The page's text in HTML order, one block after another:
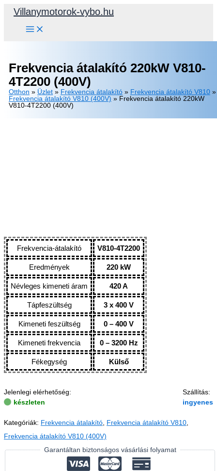
SkipVillanymotorok-vybo.hu
Frekvencia átalakító 220kW V810-
4T2200 (400V)
Otthon » Üzlet » Frekvencia átalakító » Frekvencia átalakító V810 »
Frekvencia átalakító V810 (400V) » Frekvencia átalakító 220kW
V810-4T2200 (400V)
Frekvencia-átalakító V810-4T2200
Eredmények 220 kW
Névleges kimeneti áram 420 A
Tápfeszültség 3 x 400 V
Kimeneti feszültség 0 – 400 V
Kimeneti frekvencia 0 – 3200 Hz
Fékegység Külső
Jelenlegi elérhetőség:
készleten
Szállítás:
ingyenes
Kategóriák: Frekvencia átalakító Frekvencia átalakító V810
Frekvencia átalakító V810 (400V)
Garantáltan biztonságos vásárlási folyamat